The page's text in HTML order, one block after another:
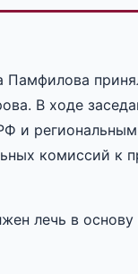
Памфилова
В ходе
и
комиссий к
лечь в